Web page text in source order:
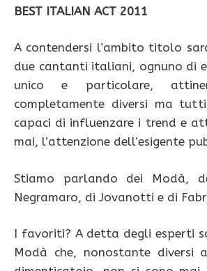
BEST ITALIAN ACT 2011
A contendersi l’ambito titolo
due cantanti italiani, ognuno di
unico e particolare,
completamente diversi ma
capaci di influenzare i trend e
mai, l’attenzione dell’esigente
Stiamo parlando dei Modà,
Negramaro, di Jovanotti e di
I favoriti? A detta degli esperti
Modà che, nonostante diversi